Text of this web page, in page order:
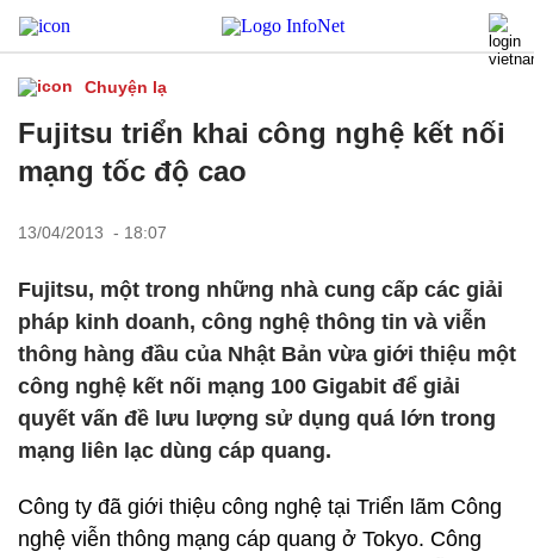
Chuyện lạ
Fujitsu triển khai công nghệ kết nối
mạng tốc độ cao
13/04/2013 - 18:07
Fujitsu, một trong những nhà cung cấp các giải
pháp kinh doanh, công nghệ thông tin và viễn
thông hàng đầu của Nhật Bản vừa giới thiệu một
công nghệ kết nối mạng 100 Gigabit để giải
quyết vấn đề lưu lượng sử dụng quá lớn trong
mạng liên lạc dùng cáp quang.
Công ty đã giới thiệu công nghệ tại Triển lãm Công
nghệ viễn thông mạng cáp quang ở Tokyo. Công